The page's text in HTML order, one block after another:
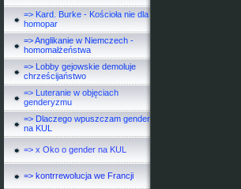
=> Kard. Burke - Kościoła nie dla
homopar
=> Anglikanie w Niemczech -
homomałżeństwa
=> Lobby gejowskie demoluje
chrześcijaństwo
=> Luteranie w objęciach
genderyzmu
=> Dlaczego wpuszczam gender
na KUL
=> x Oko o gender na KUL
=> kontrrewolucja we Francji